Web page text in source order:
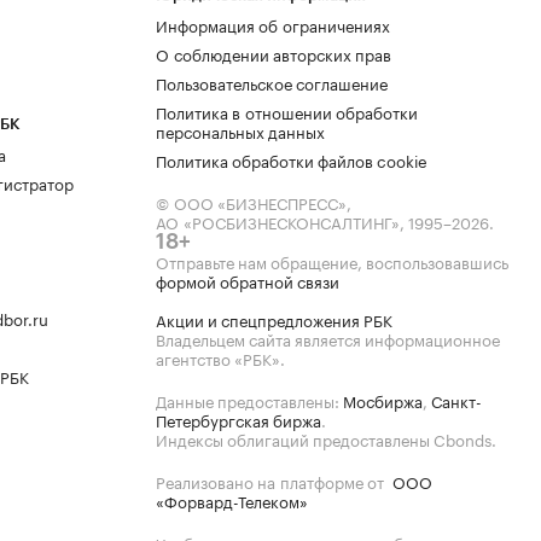
Информация об ограничениях
О соблюдении авторских прав
Пользовательское соглашение
Политика в отношении обработки
персональных данных
Политика обработки файлов cookie
© ООО «БИЗНЕСПРЕСС»,
АО «РОСБИЗНЕСКОНСАЛТИНГ», 1995–2026.
18+
Отправьте нам обращение, воспользовавшись
формой обратной связи
Акции и спецпредложения РБК
Владельцем сайта является информационное
агентство «РБК».
Данные предоставлены: Мосбиржа, Санкт-
Петербургская биржа.
Индексы облигаций предоставлены Cbonds.
Реализовано на платформе от ООО
«Форвард-Телеком»